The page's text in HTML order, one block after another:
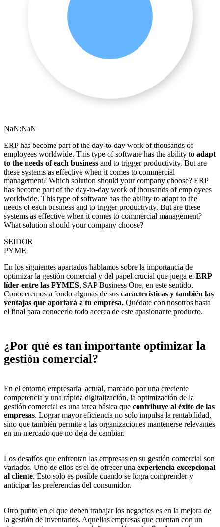
NaN:NaN
ERP has become part of the day-to-day work of thousands of
employees worldwide. This type of software has the ability to adapt
to the needs of each business and to trigger productivity. But are
these systems as effective when it comes to commercial
management? Which solution should your company choose? ERP
has become part of the day-to-day work of thousands of employees
worldwide. This type of software has the ability to adapt to the
needs of each business and to trigger productivity. But are these
systems as effective when it comes to commercial management?
What solution should your company choose?
SEIDOR
PYME
En los siguientes apartados hablamos sobre la importancia de
optimizar la gestión comercial y del papel crucial que juega el ERP
líder entre las PYMES, SAP Business One, en este sentido.
Conoceremos a fondo algunas de sus características y también las
ventajas que aportará a tu empresa. Quédate con nosotros hasta
el final para conocerlo todo acerca de este apasionante producto.
¿Por qué es tan importante optimizar la
gestión comercial?
En el entorno empresarial actual, marcado por una creciente
competencia y una rápida digitalización, la optimización de la
gestión comercial es una tarea básica que contribuye al éxito de las
empresas. Lograr mayor eficiencia no solo impulsa la rentabilidad,
sino que también permite a las organizaciones mantenerse relevantes
en un mercado que no deja de cambiar.
Los desafíos que enfrentan las empresas en su gestión comercial son
variados. Uno de ellos es el de ofrecer una experiencia excepcional
al cliente. Esto solo es posible cuando se logra comprender y
anticipar las preferencias del consumidor.
Otro punto en el que deben trabajar los negocios es en la mejora de
la gestión de inventarios. Aquellas empresas que cuentan con un